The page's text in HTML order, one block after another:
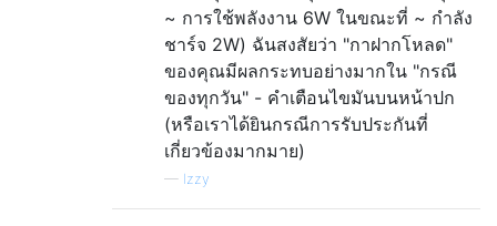
~ การใช้พลังงาน 6W ในขณะที่ ~ กำลัง
ชาร์จ 2W) ฉันสงสัยว่า "กาฝากโหลด"
ของคุณมีผลกระทบอย่างมากใน "กรณี
ของทุกวัน" - คำเตือนไขมันบนหน้าปก
(หรือเราได้ยินกรณีการรับประกันที่
เกี่ยวข้องมากมาย)
— Izzy